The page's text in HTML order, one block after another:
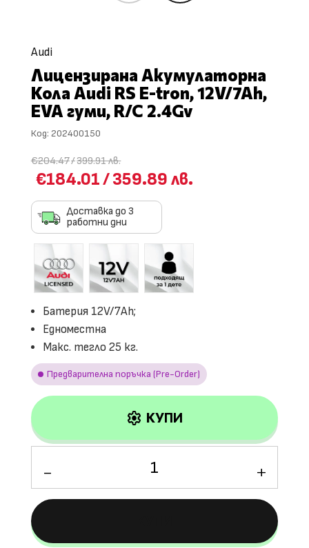
Audi
Лицензирана Акумулаторна
Кола Audi RS Е-tron, 12V/7Ah,
EVA гуми, R/C 2.4Gv
Код: 202400150
€204.47/399.91 лв.
€184.01/359.89 лв.
Доставка до 3
работни дни
Батерия 12V/7Ah;
Едноместна
Макс. тегло 25 кг.
Предварителна поръчка (Pre-Order)
settings КУПИ
Лицензирана
Акумулаторна
Кола
Audi